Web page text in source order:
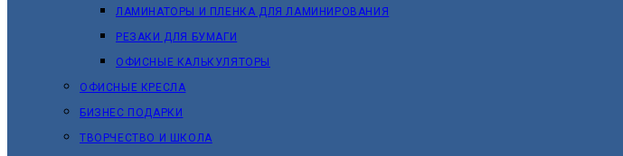
ЛАМИНАТОРЫ И ПЛЕНКА ДЛЯ ЛАМИНИРОВАНИЯ
РЕЗАКИ ДЛЯ БУМАГИ
ОФИСНЫЕ КАЛЬКУЛЯТОРЫ
ОФИСНЫЕ КРЕСЛА
БИЗНЕС ПОДАРКИ
ТВОРЧЕСТВО И ШКОЛА